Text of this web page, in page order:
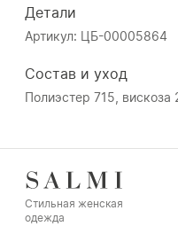
Детали
Артикул: ЦБ-00005864
Состав и уход
Полиэстер 715, вискоза
Стильная женская
одежда